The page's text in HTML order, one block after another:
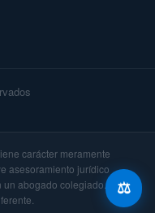
carácter meramente
asesoramiento jurídico
abogado colegiado. Cada
⚖️